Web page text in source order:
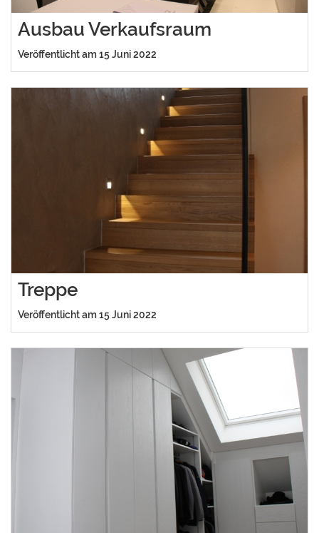
Ausbau Verkaufsraum
Veröffentlicht am 15 Juni 2022
Treppe
Veröffentlicht am 15 Juni 2022